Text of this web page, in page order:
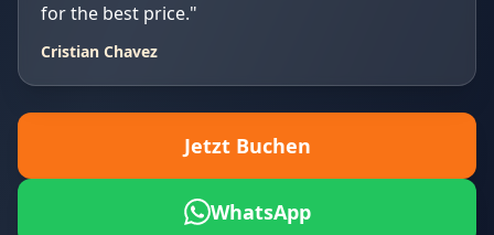
for the best price."
Cristian Chavez
Jetzt Buchen
WhatsApp